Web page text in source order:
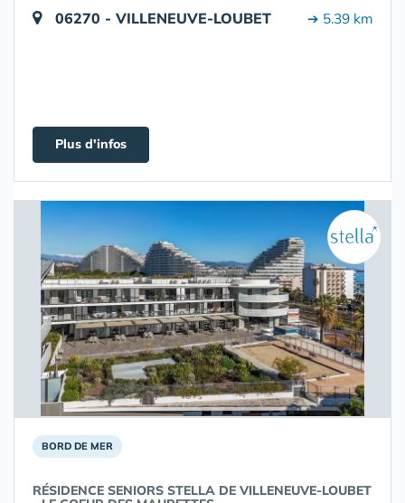
06270 - VILLENEUVE-LOUBET ➔ 5.39 km
Plus d'infos
BORD DE MER
RÉSIDENCE SENIORS STELLA DE VILLENEUVE-LOUBET